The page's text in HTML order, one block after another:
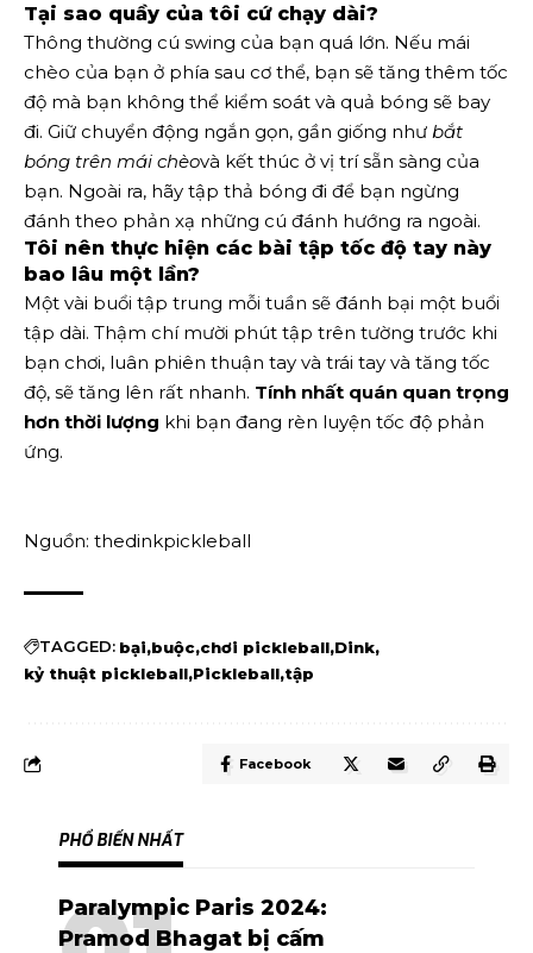
Tại sao quầy của tôi cứ chạy dài?
Thông thường cú swing của bạn quá lớn. Nếu mái
chèo của bạn ở phía sau cơ thể, bạn sẽ tăng thêm tốc
độ mà bạn không thể kiểm soát và quả bóng sẽ bay
đi. Giữ chuyển động ngắn gọn, gần giống như bắt
bóng trên mái chèovà kết thúc ở vị trí sẵn sàng của
bạn. Ngoài ra, hãy tập thả bóng đi để bạn ngừng
đánh theo phản xạ những cú đánh hướng ra ngoài.
Tôi nên thực hiện các bài tập tốc độ tay này
bao lâu một lần?
Một vài buổi tập trung mỗi tuần sẽ đánh bại một buổi
tập dài. Thậm chí mười phút tập trên tường trước khi
bạn chơi, luân phiên thuận tay và trái tay và tăng tốc
độ, sẽ tăng lên rất nhanh. Tính nhất quán quan trọng
hơn thời lượng khi bạn đang rèn luyện tốc độ phản
ứng.
Nguồn: thedinkpickleball
TAGGED: bại buộc chơi pickleball Dink
kỷ thuật pickleball Pickleball tập
Facebook
PHỔ BIẾN NHẤT
Paralympic Paris 2024:
Pramod Bhagat bị cấm